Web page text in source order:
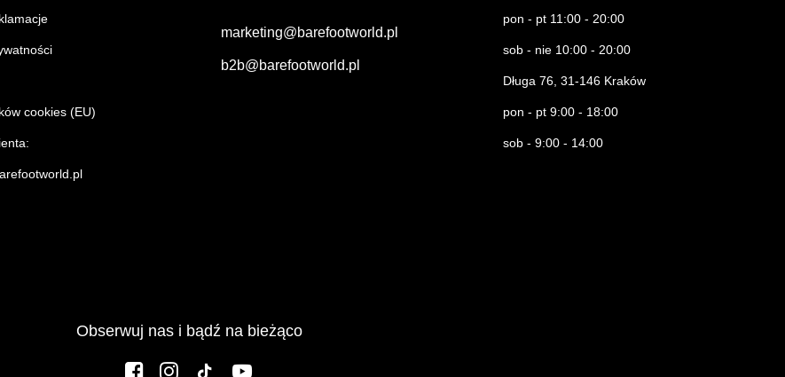
cookies (EU)
marketing@barefootworld.pl
b2b@barefootworld.pl
pon - pt 11:00 - 20:00
sob - nie 10:00 - 20:00
Długa 76, 31-146 Kraków
pon - pt 9:00 - 18:00
sob - 9:00 - 14:00
Obserwuj nas i bądź na bieżąco